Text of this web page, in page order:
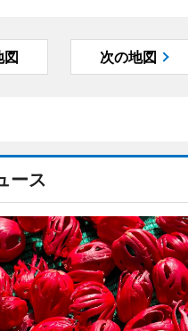
図 次の地図
ース